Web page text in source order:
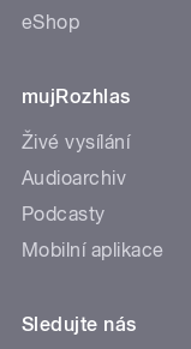
eShop
mujRozhlas
Živé vysílání
Audioarchiv
Podcasty
Mobilní aplikace
Sledujte nás